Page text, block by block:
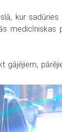
kur sadūries
medicīniskas
gājējiem,